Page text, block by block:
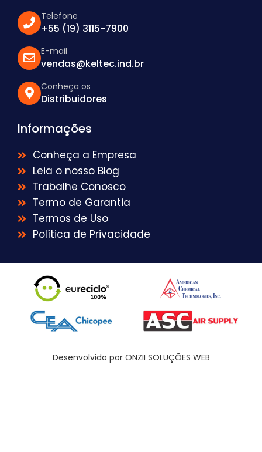
Telefone
+55 (19) 3115-7900
E-mail
vendas@keltec.ind.br
Conheça os
Distribuidores
Informações
Conheça a Empresa
Leia o nosso Blog
Trabalhe Conosco
Termo de Garantia
Termos de Uso
Política de Privacidade
Desenvolvido por ONZII SOLUÇÕES WEB